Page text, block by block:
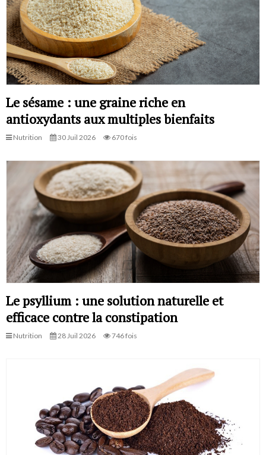
Le sésame : une graine riche en
antioxydants aux multiples bienfaits
Nutrition 30 Juil 2026 670 fois
Le psyllium : une solution naturelle et
efficace contre la constipation
Nutrition 28 Juil 2026 746 fois